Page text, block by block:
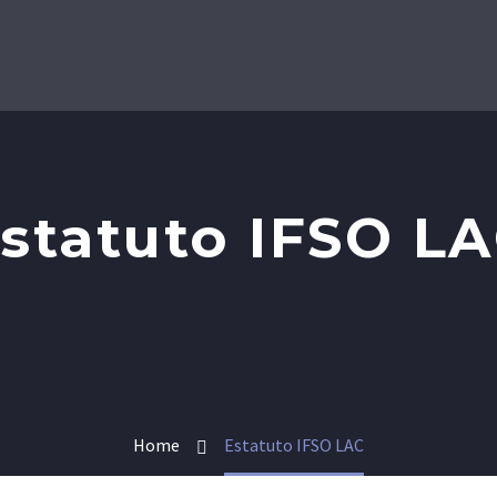
IFSO
Home Estatuto IFSO LAC